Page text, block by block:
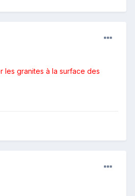
les granites à la surface des